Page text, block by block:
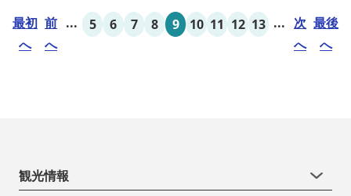
最初
へ
前
へ
... 5 6 7 8 9 10 11 12 13 ... 次
へ
最後
へ
観光情報